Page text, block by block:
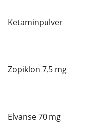
Ketaminpulver
Zopiklon 7,5 mg
Elvanse 70 mg